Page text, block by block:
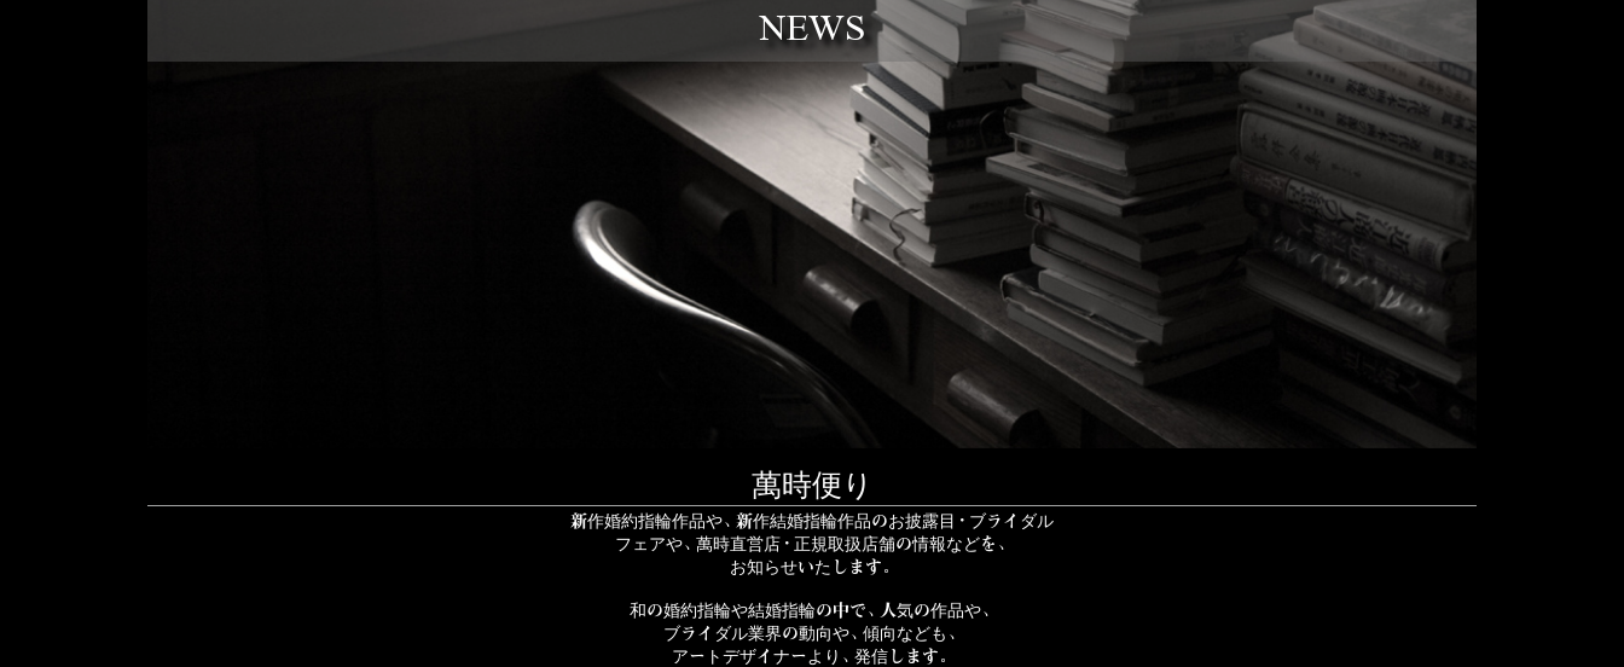
NEWS
萬時便り
新作婚約指輪作品や、新作結婚指輪作品のお披露目・ブライダル
フェアや、萬時直営店・正規取扱店舗の情報などを、
お知らせいたします。
和の婚約指輪や結婚指輪の中で、人気の作品や、
ブライダル業界の動向や、傾向なども、
アートデザイナーより、 発信します。